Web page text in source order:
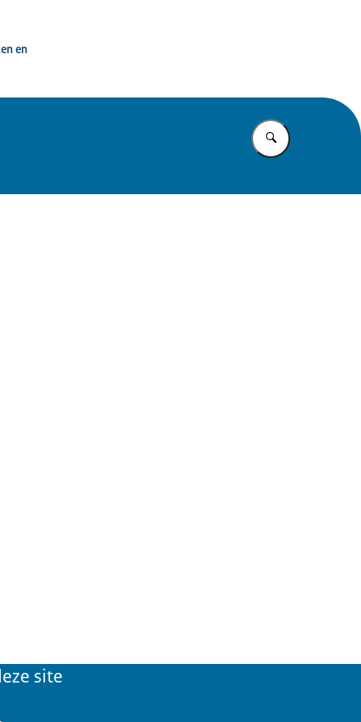
en
Vul in wat u
site